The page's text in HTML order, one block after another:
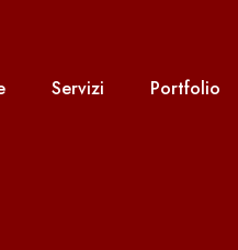
Servizi Portfolio